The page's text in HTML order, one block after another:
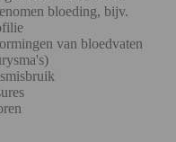
bloeding, bijv.
van bloedvaten